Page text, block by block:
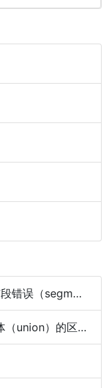
fault）
union）的区别